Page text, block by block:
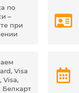
по
–
при
Visa
Visa,
Белкарт